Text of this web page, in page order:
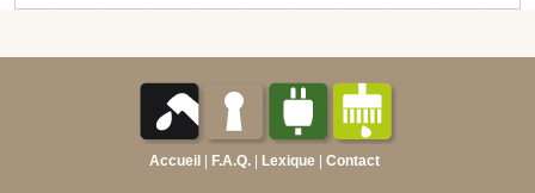
Accueil F.A.Q.| Lexique| Contact